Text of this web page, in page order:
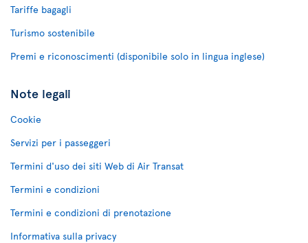
Tariffe bagagli
Turismo sostenibile
Premi e riconoscimenti (disponibile solo in lingua inglese)
Note legali
Cookie
Servizi per i passeggeri
Termini d'uso dei siti Web di Air Transat
Termini e condizioni
Termini e condizioni di prenotazione
Informativa sulla privacy